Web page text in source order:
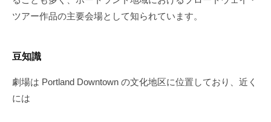
ツアー作品の主要会場として知られています。
豆知識
劇場は Portland Downtown の文化地区に位置しており、近く
には